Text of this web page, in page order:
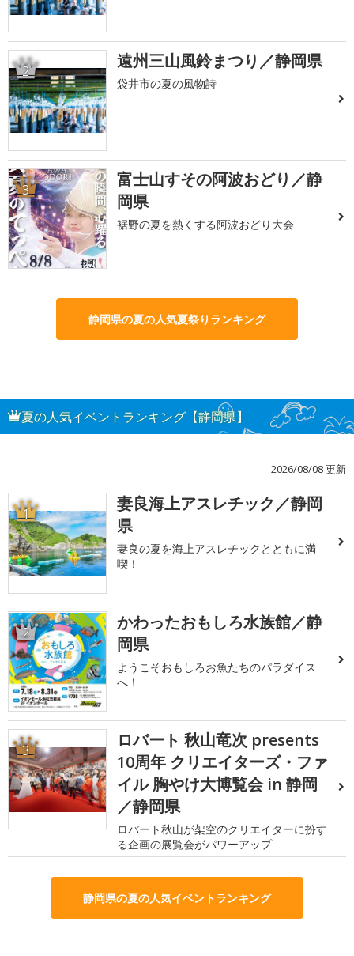
2 遠州三山風鈴まつり／静岡県
袋井市の夏の風物詩
3
富士山すその阿波おどり／静
岡県
裾野の夏を熱くする阿波おどり大会
静岡県の夏の人気夏祭りランキング
夏の人気イベントランキング【静岡県】
2026/08/08 更新
1
妻良海上アスレチック／静岡
県
妻良の夏を海上アスレチックとともに満
喫！
2
かわったおもしろ水族館／静
岡県
ようこそおもしろお魚たちのパラダイス
へ！
3
ロバート 秋山竜次 presents
10周年 クリエイターズ・ファ
イル 胸やけ大博覧会 in 静岡
／静岡県
ロバート秋山が架空のクリエイターに扮す
る企画の展覧会がパワーアップ
静岡県の夏の人気イベントランキング